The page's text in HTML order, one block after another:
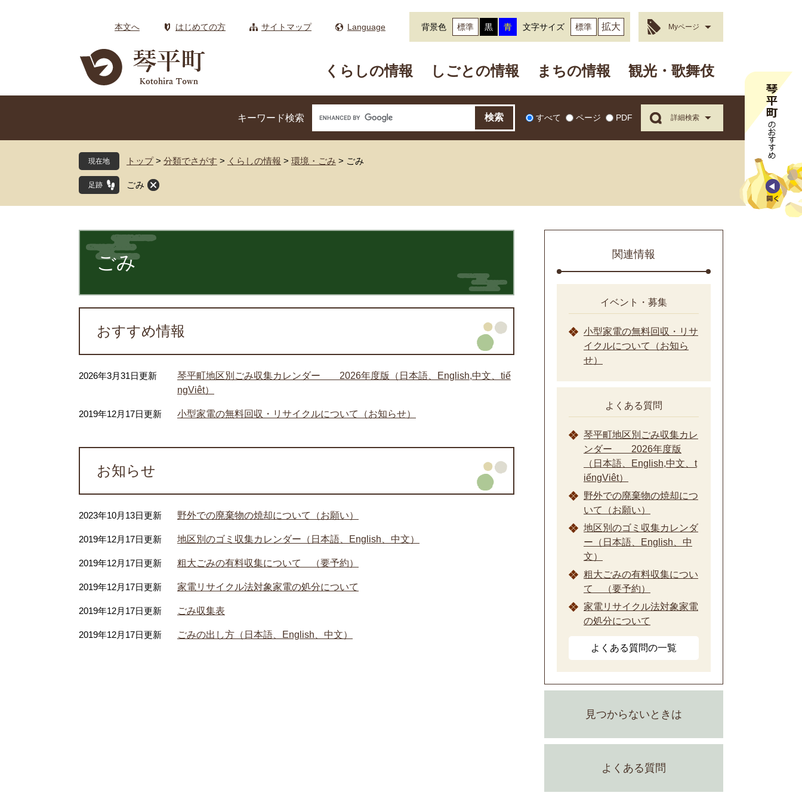
本文へ はじめての方 サイトマップ Language 背景色 標準 黒 青 文字サイズ 標準 拡大 Myページ
くらしの情報 しごとの情報 まちの情報 観光・歌舞伎
キーワード検索 すべて ページ PDF 詳細検索
現在地 トップ > 分類でさがす > くらしの情報 > 環境・ごみ > ごみ
ごみ
文
ごみ
おすすめ情報
2026年3月31日更新
琴平町地区別ごみ収集カレンダー 2026年度版（日本語、English,中文、tiế
ngViêt）
2019年12月17日更新 小型家電の無料回収・リサイクルについて（お知らせ）
お知らせ
2023年10月13日更新 野外での廃棄物の焼却について（お願い）
2019年12月17日更新 地区別のゴミ収集カレンダー（日本語、English、中文）
2019年12月17日更新 粗大ごみの有料収集について （要予約）
2019年12月17日更新 家電リサイクル法対象家電の処分について
2019年12月17日更新 ごみ収集表
2019年12月17日更新 ごみの出し方（日本語、English、中文）
関連情報
イベント・募集
小型家電の無料回収・リサ
イクルについて（お知ら
せ）
よくある質問
琴平町地区別ごみ収集カレ
ンダー 2026年度版
（日本語、English,中文、t
iếngViêt）
野外での廃棄物の焼却につ
いて（お願い）
地区別のゴミ収集カレンダ
ー（日本語、English、中
文）
粗大ごみの有料収集につい
て （要予約）
家電リサイクル法対象家電
の処分について
よくある質問の一覧
見つからないときは
よくある質問